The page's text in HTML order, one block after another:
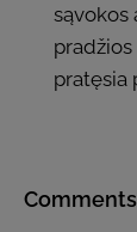
sąvokos
pratęsia
Comments